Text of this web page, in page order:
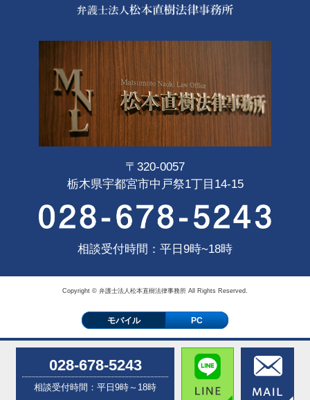
〒320-0057
栃木県宇都宮市中戸祭1丁目14-15
相談受付時間：平日9時~18時
Copyright © 弁護士法人松本直樹法律事務所 All Rights Reserved.
028-678-5243
相談受付時間：平日9時～18時
モバイル PC